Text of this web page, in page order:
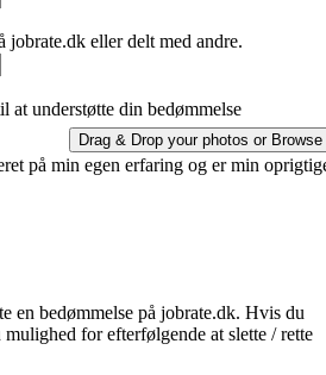
eller delt med andre.
at understøtte din bedømmelse
Drag & Drop your photos or Browse
på min egen erfaring og er min
en bedømmelse på jobrate.dk. Hvis du
for efterfølgende at slette / rette